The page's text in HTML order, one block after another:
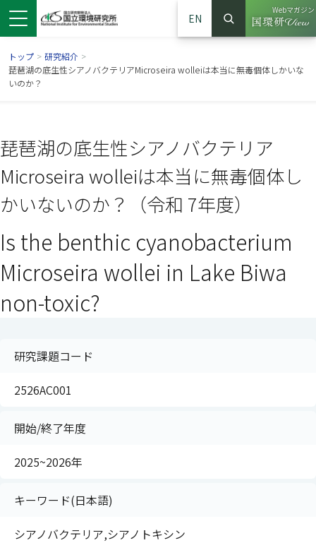
ドウで開きます）
ンドウで開きます）
ウインドウで開きます）
EN
サイト内検索
検索
Webマガジン
（別ウイ
トップ > 研究紹介 >
琵琶湖の底生性シアノバクテリアMicroseira wolleiは本当に無毒個体しかいな
いのか？
琵琶湖の底生性シアノバクテリア
Microseira wolleiは本当に無毒個体し
かいないのか？（令和 7年度）
Is the benthic cyanobacterium
Microseira wollei in Lake Biwa
non-toxic?
研究課題コード
2526AC001
開始/終了年度
2025~2026年
キーワード(日本語)
シアノバクテリア,シアノトキシン